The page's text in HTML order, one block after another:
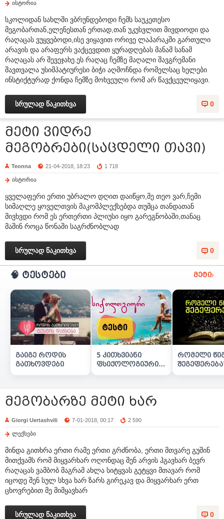
ისტორია
სკოლიდან სახლში ვბრუნდებოდი ჩემს საუკეთესო
მეგობართან,ელენესთან ერთად,თან უკუსვლით მივდიოდი და
რაღაცას ვუყვებოდი,ისე ვიყავით ორივე ლაპარაკში გართული
არავის და არაფერს ვაქცევდით ყურადღებას მანამ სანამ
რაღაცას არ შევეჯახე.ეს რაღაც ჩემზე მაღალი შავგრემანი
შავთვალა უსიმპატიურესი ბიჭი აღმოჩნდა რომელსაც ხელები
ინსტიქტურად ქონდა ჩემზე მოხვეული რომ არ წავქცეულიყავი.
0
სრულად წაკითხვა
მეტი ვიდრე
მეგობრები(საცდელი თავი)
Teonna 21-04-2018, 18:23 1 718
ისტორია
ყველაფერი ერთი უბრალო დღით დაიწყო,მე თეო ვარ,ჩემი
სიმაღლე ყოველთვის მაკომპლექსებდა თუმცა თანდათან
მივხვდი რომ ეს ერთერთი პლიუსი იყო გარეგნობაში,თანაც
მაშინ როცა წონაში საგრძნობლად
0
სრულად წაკითხვა
🧠 ტესტები მეტი
გაიგე როდის
გათხოვდები
5 კითხვიანი
ფსიქოლოგიური
რომელი
მეგობარზე მეტი ხარ
Giorgi Uertashvili 7-01-2018, 00:17 2 590
ლექსები
მინდა გითხრა ერთი რამე ერთი გრძნობა, ერთი მთვარე გუშინ
მითქვამს რომ მიყვარხარ ოღონდაც შენ არვის ჰგავხარ ბევრ
რაღაცას ვამბობ მაგრამ ახლა სიტყვას გეტყვი მთავარ რომ
იცოდე შენ სულ სხვა ხარ ზარს გირეკავ და მიყვარხარ ერთ
ცხოვრებით მე მიმყავხარ
0
სრულად წაკითხვა